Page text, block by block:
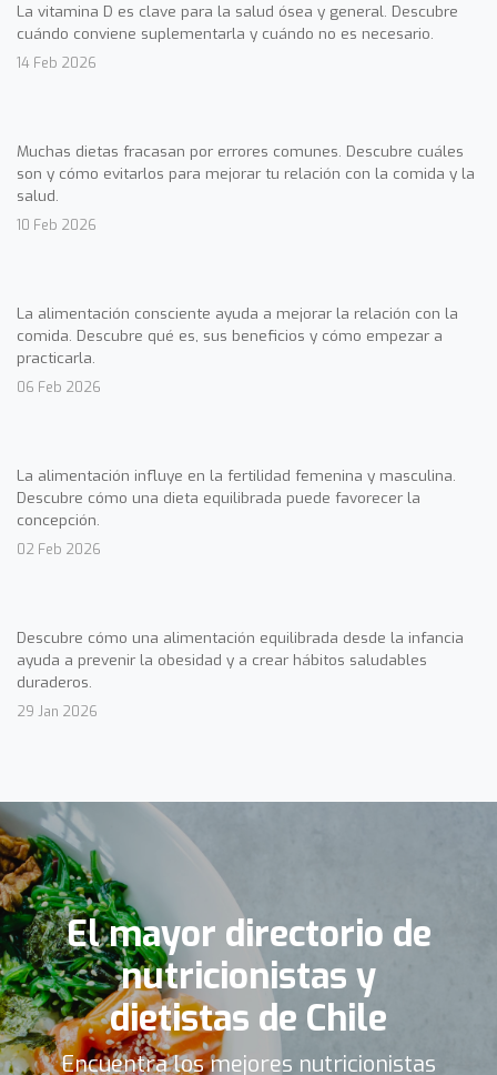
La vitamina D es clave para la salud ósea y general. Descubre
cuándo conviene suplementarla y cuándo no es necesario.
14 Feb 2026
Muchas dietas fracasan por errores comunes. Descubre cuáles
son y cómo evitarlos para mejorar tu relación con la comida y la
salud.
10 Feb 2026
La alimentación consciente ayuda a mejorar la relación con la
comida. Descubre qué es, sus beneficios y cómo empezar a
practicarla.
06 Feb 2026
La alimentación influye en la fertilidad femenina y masculina.
Descubre cómo una dieta equilibrada puede favorecer la
concepción.
02 Feb 2026
Descubre cómo una alimentación equilibrada desde la infancia
ayuda a prevenir la obesidad y a crear hábitos saludables
duraderos.
29 Jan 2026
El mayor directorio de
nutricionistas y
dietistas de Chile
Encuentra los mejores nutricionistas